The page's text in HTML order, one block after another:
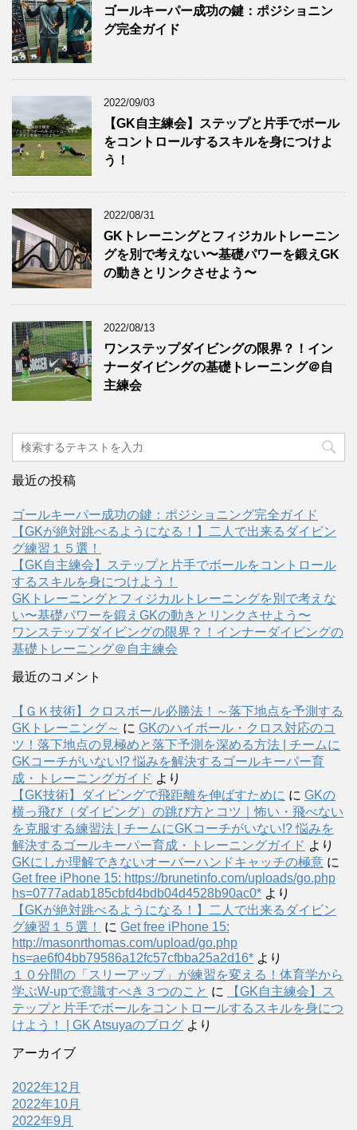
ゴールキーパー成功の鍵：ポジショニン
グ完全ガイド
2022/09/03
【GK自主練会】ステップと片手でボール
をコントロールするスキルを身につけよ
う！
2022/08/31
GKトレーニングとフィジカルトレーニン
グを別で考えない〜基礎パワーを鍛えGK
の動きとリンクさせよう〜
2022/08/13
ワンステップダイビングの限界？！イン
ナーダイビングの基礎トレーニング＠自
主練会
最近の投稿
ゴールキーパー成功の鍵：ポジショニング完全ガイド
【GKが絶対跳べるようになる！】二人で出来るダイビン
グ練習１５選！
【GK自主練会】ステップと片手でボールをコントロール
するスキルを身につけよう！
GKトレーニングとフィジカルトレーニングを別で考えな
い〜基礎パワーを鍛えGKの動きとリンクさせよう〜
ワンステップダイビングの限界？！インナーダイビングの
基礎トレーニング＠自主練会
最近のコメント
【ＧＫ技術】クロスボール必勝法！～落下地点を予測する
GKトレーニング～ に GKのハイボール・クロス対応のコ
ツ！落下地点の見極めと落下予測を深める方法 | チームに
GKコーチがいない!? 悩みを解決するゴールキーパー育
成・トレーニングガイド より
【GK技術】ダイビングで飛距離を伸ばすために に GKの
横っ飛び（ダイビング）の跳び方とコツ｜怖い・飛べない
を克服する練習法 | チームにGKコーチがいない!? 悩みを
解決するゴールキーパー育成・トレーニングガイド より
GKにしか理解できないオーバーハンドキャッチの極意 に
Get free iPhone 15: https://brunetinfo.com/uploads/go.php
hs=0777adab185cbfd4bdb04d4528b90ac0* より
【GKが絶対跳べるようになる！】二人で出来るダイビン
グ練習１５選！
に Get free iPhone 15:
http://masonrthomas.com/upload/go.php
hs=ae6f04bb79586a12fc57cfbba25a2d16* より
１０分間の「スリーアップ」が練習を変える！体育学から
学ぶW-upで意識すべき３つのこと に
【GK自主練会】ス
テップと片手でボールをコントロールするスキルを身につ
けよう！ | GK Atsuyaのブログ より
アーカイブ
2022年12月
2022年10月
2022年9月